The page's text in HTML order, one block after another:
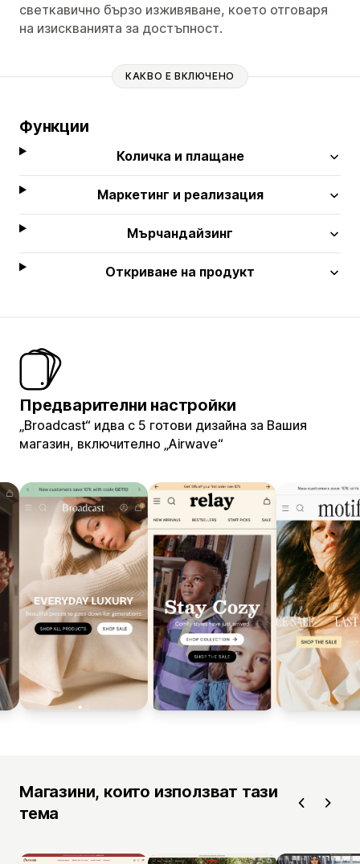
светкавично бързо изживяване, което отговаря
на изискванията за достъпност.
КАКВО Е ВКЛЮЧЕНО
Функции
Количка и плащане
Маркетинг и реализация
Мърчандайзинг
Откриване на продукт
Предварителни настройки
„Broadcast“ идва с 5 готови дизайна за Вашия
магазин, включително „Airwave“
Магазини, които използват тази
тема